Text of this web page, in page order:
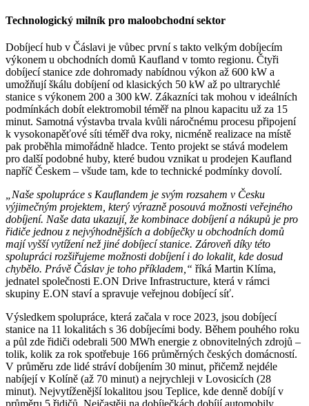
Technologický milník pro maloobchodní sektor
Dobíjecí hub v Čáslavi je vůbec první s takto velkým dobíjecím
výkonem u obchodních domů Kaufland v tomto regionu. Čtyři
dobíjecí stanice zde dohromady nabídnou výkon až 600 kW a
umožňují škálu dobíjení od klasických 50 kW až po ultrarychlé
stanice s výkonem 200 a 300 kW. Zákazníci tak mohou v ideálních
podmínkách dobít elektromobil téměř na plnou kapacitu už za 15
minut. Samotná výstavba trvala kvůli náročnému procesu připojení
k vysokonapěťové síti téměř dva roky, nicméně realizace na místě
pak proběhla mimořádně hladce. Tento projekt se stává modelem
pro další podobné huby, které budou vznikat u prodejen Kaufland
napříč Českem – všude tam, kde to technické podmínky dovolí.
„Naše spolupráce s Kauflandem je svým rozsahem v Česku
výjimečným projektem, který výrazně posouvá možnosti veřejného
dobíjení. Naše data ukazují, že kombinace dobíjení a nákupů je pro
řidiče jednou z nejvýhodnějších a dobíječky u obchodních domů
mají vyšší vytížení než jiné dobíjecí stanice. Zároveň díky této
spolupráci rozšiřujeme možnosti dobíjení i do lokalit, kde dosud
chybělo. Právě Čáslav je toho příkladem,“ říká Martin Klíma,
jednatel společnosti E.ON Drive Infrastructure, která v rámci
skupiny E.ON staví a spravuje veřejnou dobíjecí síť.
Výsledkem spolupráce, která začala v roce 2023, jsou dobíjecí
stanice na 11 lokalitách s 36 dobíjecími body. Během pouhého roku
a půl zde řidiči odebrali 500 MWh energie z obnovitelných zdrojů –
tolik, kolik za rok spotřebuje 166 průměrných českých domácností.
V průměru zde lidé stráví dobíjením 30 minut, přičemž nejdéle
nabíjejí v Kolíně (až 70 minut) a nejrychleji v Lovosicích (28
minut). Nejvytíženější lokalitou jsou Teplice, kde denně dobíjí v